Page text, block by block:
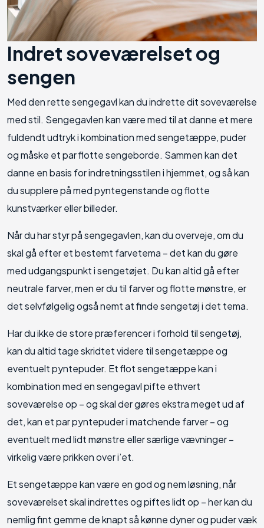
Indret soveværelset og
sengen
Med den rette sengegavl kan du indrette dit soveværelse
med stil. Sengegavlen kan være med til at danne et mere
fuldendt udtryk i kombination med sengetæppe, puder
og måske et par flotte sengeborde. Sammen kan det
danne en basis for indretningsstilen i hjemmet, og så kan
du supplere på med pyntegenstande og flotte
kunstværker eller billeder.
Når du har styr på sengegavlen, kan du overveje, om du
skal gå efter et bestemt farvetema – det kan du gøre
med udgangspunkt i sengetøjet. Du kan altid gå efter
neutrale farver, men er du til farver og flotte mønstre, er
det selvfølgelig også nemt at finde sengetøj i det tema.
Har du ikke de store præferencer i forhold til sengetøj,
kan du altid tage skridtet videre til sengetæppe og
eventuelt pyntepuder. Et flot sengetæppe kan i
kombination med en sengegavl pifte ethvert
soveværelse op – og skal der gøres ekstra meget ud af
det, kan et par pyntepuder i matchende farver – og
eventuelt med lidt mønstre eller særlige vævninger –
virkelig være prikken over i’et.
Et sengetæppe kan være en god og nem løsning, når
soveværelset skal indrettes og piftes lidt op – her kan du
nemlig fint gemme de knapt så kønne dyner og puder væk